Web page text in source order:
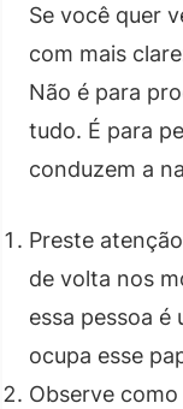
Se você quer
com mais
Não é para
tudo. É para
conduzem a
Preste
de volta nos
essa pessoa é
ocupa esse
Observe